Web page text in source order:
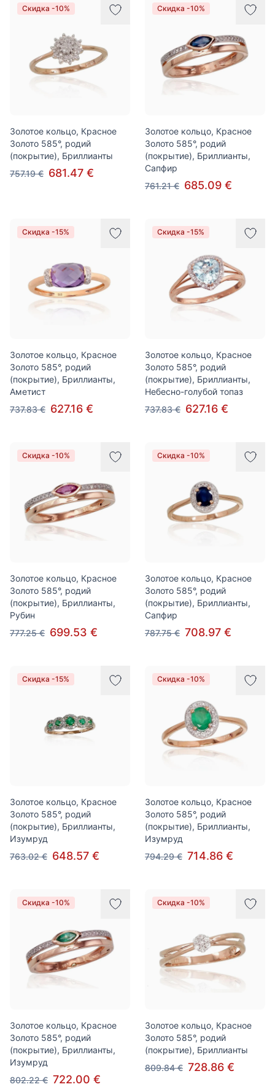
Скидка -10%
Золотое кольцо, Красное
Золото 585°, родий
(покрытие), Бриллианты
757.19 € 681.47 €
Скидка -10%
Золотое кольцо, Красное
Золото 585°, родий
(покрытие), Бриллианты,
Сапфир
761.21 € 685.09 €
Скидка -15%
Золотое кольцо, Красное
Золото 585°, родий
(покрытие), Бриллианты,
Аметист
737.83 € 627.16 €
Скидка -15%
Золотое кольцо, Красное
Золото 585°, родий
(покрытие), Бриллианты,
Небесно-голубой топаз
737.83 € 627.16 €
Скидка -10%
Золотое кольцо, Красное
Золото 585°, родий
(покрытие), Бриллианты,
Рубин
777.25 € 699.53 €
Скидка -10%
Золотое кольцо, Красное
Золото 585°, родий
(покрытие), Бриллианты,
Сапфир
787.75 € 708.97 €
Скидка -15%
Золотое кольцо, Красное
Золото 585°, родий
(покрытие), Бриллианты,
Изумруд
763.02 € 648.57 €
Скидка -10%
Золотое кольцо, Красное
Золото 585°, родий
(покрытие), Бриллианты,
Изумруд
794.29 € 714.86 €
Скидка -10%
Золотое кольцо, Красное
Золото 585°, родий
(покрытие), Бриллианты,
Изумруд
802.22 € 722.00 €
Скидка -10%
Золотое кольцо, Красное
Золото 585°, родий
(покрытие), Бриллианты
809.84 € 728.86 €